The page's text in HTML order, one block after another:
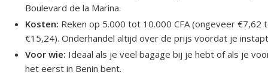
Boulevard de la Marina.
Kosten: Reken op 5.000 tot 10.000 CFA (ongeveer €7,62
€15,24). Onderhandel altijd over de prijs voordat je
Voor wie: Ideaal als je veel bagage bij je hebt of als je
het eerst in Benin bent.